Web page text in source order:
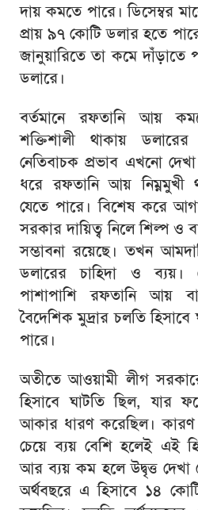
দায় কমতে পারে। ডিসেম্বর
প্রায় ৯৭ কোটি ডলার হতে
জানুয়ারিতে তা কমে
ডলারে।
বর্তমানে রফতানি আয়
শক্তিশালী থাকায়
নেতিবাচক প্রভাব এখনো
ধরে রফতানি আয় নিম্নমুখী
যেতে পারে। বিশেষ করে
সরকার দায়িত্ব নিলে শিল্প ও
সম্ভাবনা রয়েছে। তখন
ডলারের চাহিদা ও ব্যয়।
পাশাপাশি রফতানি আয়
বৈদেশিক মুদ্রার চলতি
পারে।
অতীতে আওয়ামী লীগ
হিসাবে ঘাটতি ছিল, যার
আকার ধারণ করেছিল। কারণ
চেয়ে ব্যয় বেশি হলেই এই
আর ব্যয় কম হলে উদ্বৃত্ত
অর্থবছরে এ হিসাবে ১৪